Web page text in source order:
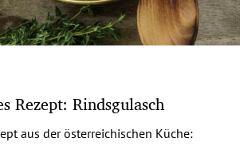
Rezept: Rindsgulasch
aus der österreichischen Küche: